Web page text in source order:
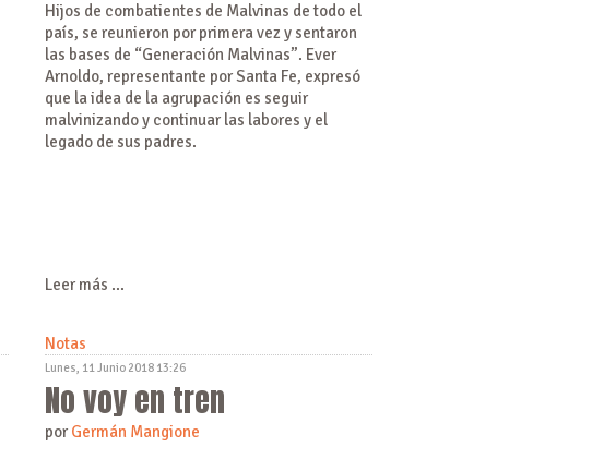
Hijos de combatientes de Malvinas de todo el
país, se reunieron por primera vez y sentaron
las bases de “Generación Malvinas”. Ever
Arnoldo, representante por Santa Fe, expresó
que la idea de la agrupación es seguir
malvinizando y continuar las labores y el
legado de sus padres.
Leer más ...
Notas
Lunes, 11 Junio 2018 13:26
No voy en tren
por Germán Mangione